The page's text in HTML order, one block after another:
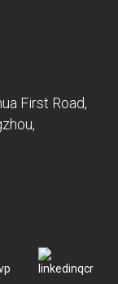
First Road,